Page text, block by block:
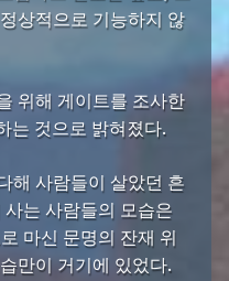
상적으로 기능하지 않
위해 게이트를 조사한
는 것으로 밝혀졌다.
해 사람들이 살았던 흔
는 사람들의 모습은
마신 문명의 잔재 위
만이 거기에 있었다.